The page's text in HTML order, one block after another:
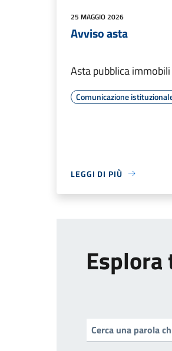
25 MAGGIO 2026
Avviso asta
Asta pubblica immobili
Comunicazione
LEGGI DI PIÙ